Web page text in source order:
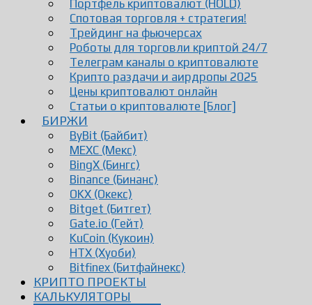
Портфель криптовалют (HOLD)
Спотовая торговля + стратегия!
Трейдинг на фьючерсах
Роботы для торговли криптой 24/7
Телеграм каналы о криптовалюте
Крипто раздачи и аирдропы 2025
Цены криптовалют онлайн
Статьи о криптовалюте [Блог]
БИРЖИ
ByBit (Байбит)
MEXC (Мекс)
BingX (Бингс)
Binance (Бинанс)
OKX (Окекс)
Bitget (Битгет)
Gate.io (Гейт)
KuCoin (Кукоин)
HTX (Хуоби)
Bitfinex (Битфайнекс)
КРИПТО ПРОЕКТЫ
КАЛЬКУЛЯТОРЫ